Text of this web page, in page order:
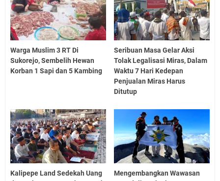
Warga Muslim 3 RT Di
Sukorejo, Sembelih Hewan
Korban 1 Sapi dan 5 Kambing
Seribuan Masa Gelar Aksi
Tolak Legalisasi Miras, Dalam
Waktu 7 Hari Kedepan
Penjualan Miras Harus
Ditutup
Kalipepe Land Sedekah Uang
Mengembangkan Wawasan